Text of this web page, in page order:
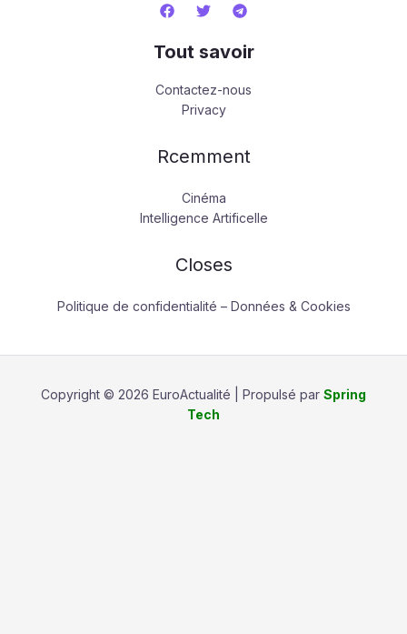
Tout savoir
Contactez-nous
Privacy
Rcemment
Cinéma
Intelligence Artificelle
Closes
Politique de confidentialité – Données & Cookies
Copyright © 2026 EuroActualité | Propulsé par Spring
Tech